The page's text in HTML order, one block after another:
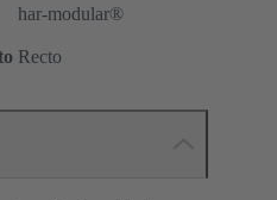
har-modular®
Recto